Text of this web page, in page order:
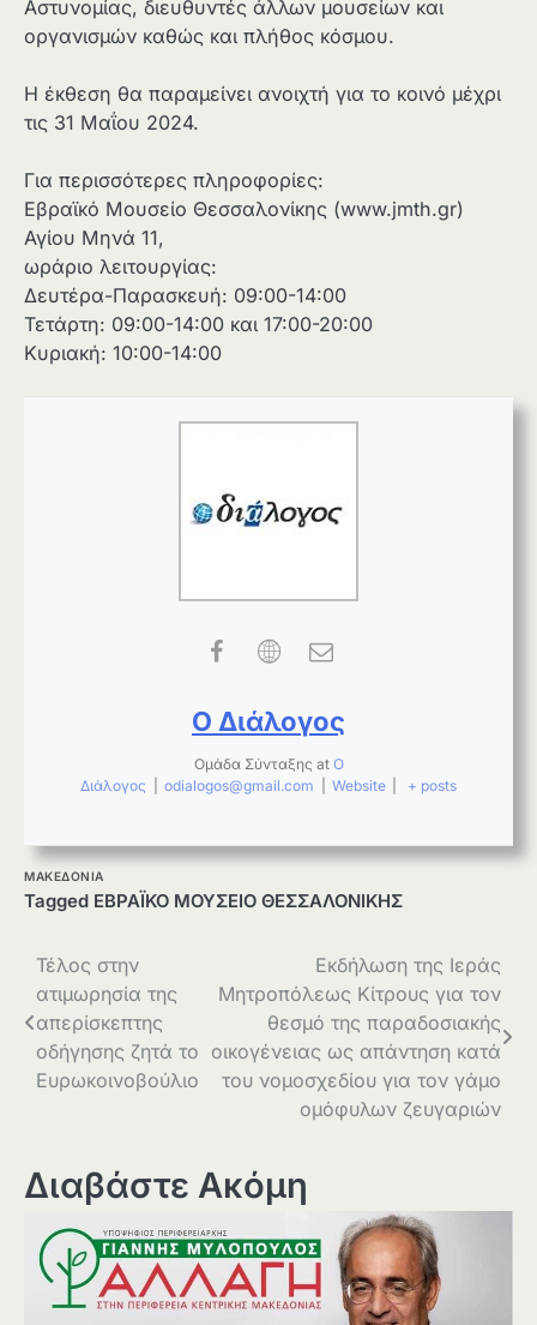
Αστυνομίας, διευθυντές άλλων μουσείων και
οργανισμών καθώς και πλήθος κόσμου.
Η έκθεση θα παραμείνει ανοιχτή για το κοινό μέχρι
τις 31 Μαΐου 2024.
Για περισσότερες πληροφορίες:
Εβραϊκό Μουσείο Θεσσαλονίκης (www.jmth.gr)
Αγίου Μηνά 11,
ωράριο λειτουργίας:
Δευτέρα-Παρασκευή: 09:00-14:00
Τετάρτη: 09:00-14:00 και 17:00-20:00
Κυριακή: 10:00-14:00
Ο Διάλογος
Ομάδα Σύνταξης at Ο
Διάλογος
odialogos@gmail.com Website + posts
ΜΑΚΕΔΟΝΙΑ
Tagged ΕΒΡΑΪΚΟ ΜΟΥΣΕΙΟ ΘΕΣΣΑΛΟΝΙΚΗΣ
Πλοήγηση
άρθρων
Τέλος στην
ατιμωρησία της
απερίσκεπτης
οδήγησης ζητά το
Ευρωκοινοβούλιο
Εκδήλωση της Ιεράς
Μητροπόλεως Κίτρους για τον
θεσμό της παραδοσιακής
οικογένειας ως απάντηση κατά
του νομοσχεδίου για τον γάμο
ομόφυλων ζευγαριών
Διαβάστε Ακόμη